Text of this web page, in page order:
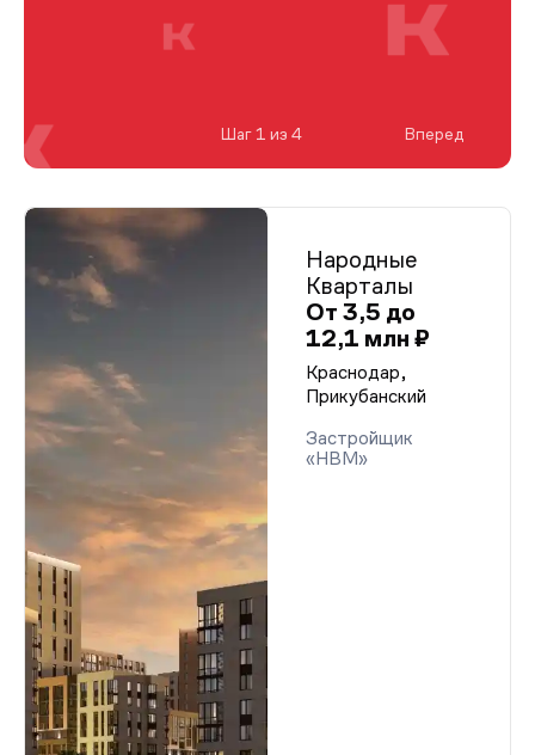
Народные
Кварталы
От 3,5 до
12,1 млн ₽
Краснодар,
Прикубанский
Застройщик
«НВМ»
Шаг 1 из 4 Вперед